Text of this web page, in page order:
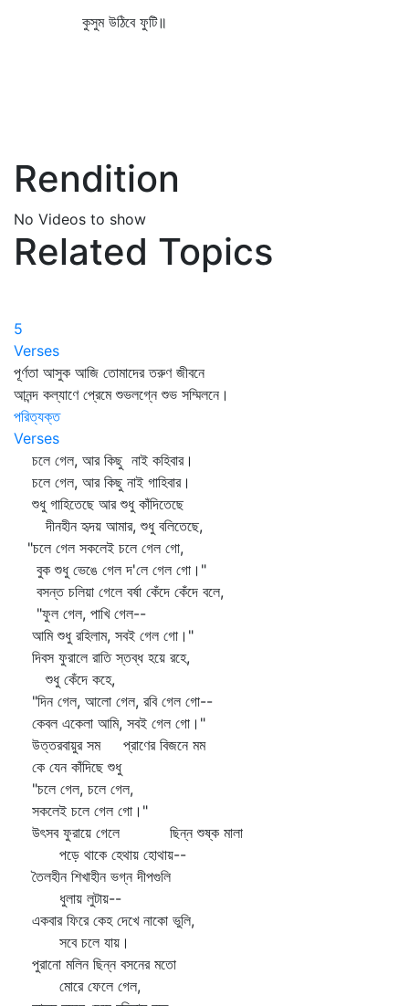
কুসুম উঠিবে ফুটি॥
Rendition
No Videos to show
Related Topics
5
Verses
পূর্ণতা আসুক আজি তোমাদের তরুণ জীবনে
আনন্দ কল্যাণে প্রেমে শুভলগ্নে শুভ সম্মিলনে।
পরিত্যক্ত
Verses
চলে গেল, আর কিছু নাই কহিবার।
চলে গেল, আর কিছু নাই গাহিবার।
শুধু গাহিতেছে আর শুধু কাঁদিতেছে
দীনহীন হৃদয় আমার, শুধু বলিতেছে,
"চলে গেল সকলেই চলে গেল গো,
বুক শুধু ভেঙে গেল দ'লে গেল গো।"
বসন্ত চলিয়া গেলে বর্ষা কেঁদে কেঁদে বলে,
"ফুল গেল, পাখি গেল--
আমি শুধু রহিলাম, সবই গেল গো।"
দিবস ফুরালে রাতি স্তব্ধ হয়ে রহে,
শুধু কেঁদে কহে,
"দিন গেল, আলো গেল, রবি গেল গো--
কেবল একেলা আমি, সবই গেল গো।"
উত্তরবায়ুর সম প্রাণের বিজনে মম
কে যেন কাঁদিছে শুধু
"চলে গেল, চলে গেল,
সকলেই চলে গেল গো।"
উৎসব ফুরায়ে গেলে ছিন্ন শুষ্ক মালা
পড়ে থাকে হেথায় হোথায়--
তৈলহীন শিখাহীন ভগ্ন দীপগুলি
ধুলায় লুটায়--
একবার ফিরে কেহ দেখে নাকো ভুলি,
সবে চলে যায়।
পুরানো মলিন ছিন্ন বসনের মতো
মোরে ফেলে গেল,